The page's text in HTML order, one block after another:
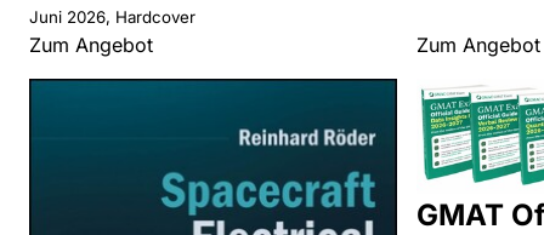
Juni 2026, Hardcover
Zum Angebot Zum Angebot
GMAT